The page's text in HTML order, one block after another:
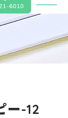
ー-12